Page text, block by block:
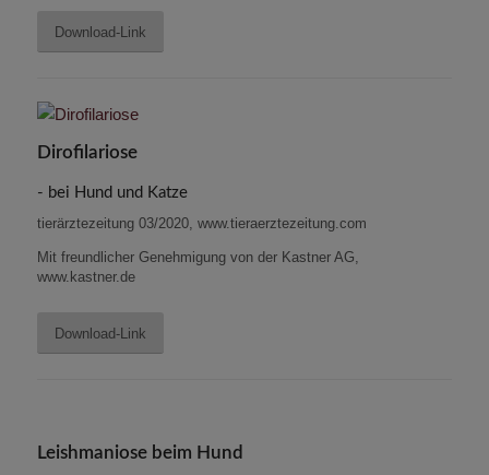
Download-Link
Dirofilariose
- bei Hund und Katze
tierärztezeitung 03/2020, www.tieraerztezeitung.com
Mit freundlicher Genehmigung von der Kastner AG,
www.kastner.de
Download-Link
Leishmaniose beim Hund